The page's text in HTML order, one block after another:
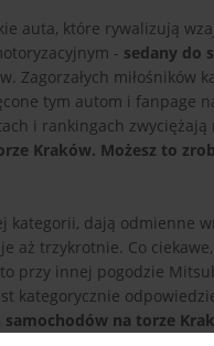
auta, które rywalizują
- sedany do
Zagorzałych
tym autom i fanpage
i rankingach zwyciężają
Kraków. Możesz to
dają odmienne
aż trzykrotnie. Co
przy innej pogodzie
kategorycznie
na torze